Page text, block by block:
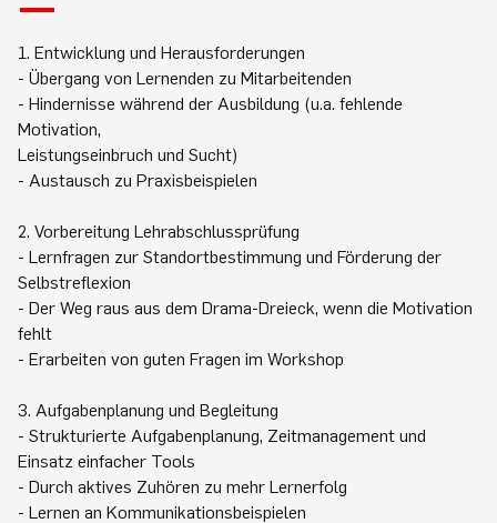
1. Entwicklung und Herausforderungen
- Übergang von Lernenden zu Mitarbeitenden
- Hindernisse während der Ausbildung (u.a. fehlende
Motivation,
Leistungseinbruch und Sucht)
- Austausch zu Praxisbeispielen
2. Vorbereitung Lehrabschlussprüfung
- Lernfragen zur Standortbestimmung und Förderung der
Selbstreflexion
- Der Weg raus aus dem Drama-Dreieck, wenn die Motivation
fehlt
- Erarbeiten von guten Fragen im Workshop
3. Aufgabenplanung und Begleitung
- Strukturierte Aufgabenplanung, Zeitmanagement und
Einsatz einfacher Tools
- Durch aktives Zuhören zu mehr Lernerfolg
- Lernen an Kommunikationsbeispielen